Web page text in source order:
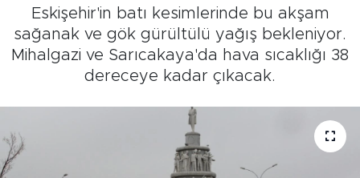
Eskişehir'in batı kesimlerinde bu akşam
sağanak ve gök gürültülü yağış bekleniyor.
Mihalgazi ve Sarıcakaya'da hava sıcaklığı 38
dereceye kadar çıkacak.